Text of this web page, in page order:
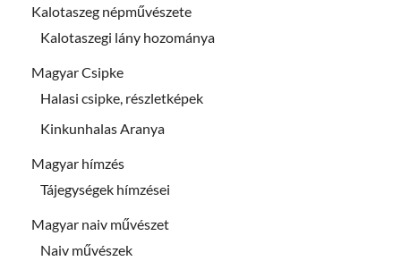
Kalotaszeg népművészete
Kalotaszegi lány hozománya
Magyar Csipke
Halasi csipke, részletképek
Kinkunhalas Aranya
Magyar hímzés
Tájegységek hímzései
Magyar naiv művészet
Naiv művészek